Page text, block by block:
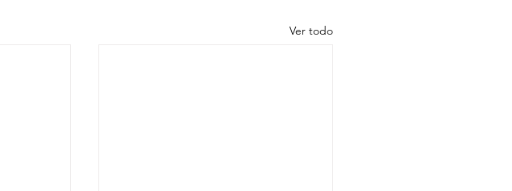
Ver todo